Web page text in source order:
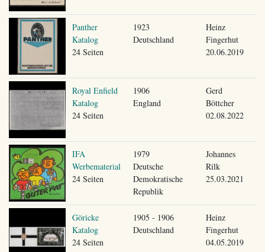
Panther
Katalog
24 Seiten
1923
Deutschland
Heinz
Fingerhut
20.06.2019
Royal Enfield
Katalog
24 Seiten
1906
England
Gerd
Böttcher
02.08.2022
IFA
Werbematerial
24 Seiten
1979
Deutsche
Demokratische
Republik
Johannes
Rilk
25.03.2021
Göricke
Katalog
24 Seiten
1905 - 1906
Deutschland
Heinz
Fingerhut
04.05.2019